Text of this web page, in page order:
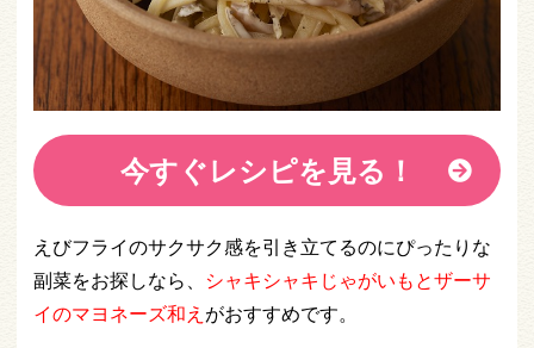
今すぐレシピを見る！
えびフライのサクサク感を引き立てるのにぴったりな
副菜をお探しなら、 シャキシャキじゃがいもとザーサ
イのマヨネーズ和え がおすすめです。